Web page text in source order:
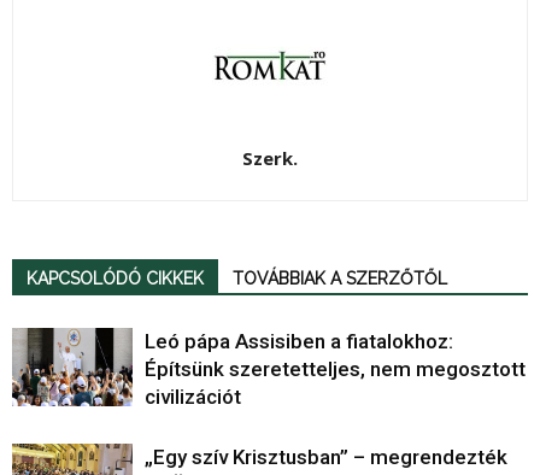
Szerk.
KAPCSOLÓDÓ CIKKEK TOVÁBBIAK A SZERZŐTŐL
Leó pápa Assisiben a fiatalokhoz:
Építsünk szeretetteljes, nem megosztott
civilizációt
„Egy szív Krisztusban” – megrendezték